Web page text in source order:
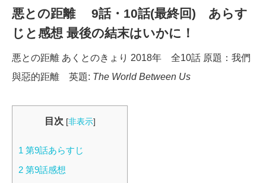
悪との距離 9話・10話(最終回) あらす
じと感想 最後の結末はいかに！
悪との距離 あくとのきょり 2018年 全10話 原題：我們
與惡的距離 英題: The World Between Us
目次 [非表示]
1 第9話あらすじ
2 第9話感想